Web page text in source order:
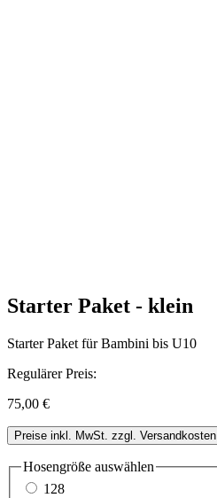
Starter Paket - klein
Starter Paket für Bambini bis U10
Regulärer Preis:
75,00 €
Preise inkl. MwSt. zzgl. Versandkosten
Hosengröße auswählen
128